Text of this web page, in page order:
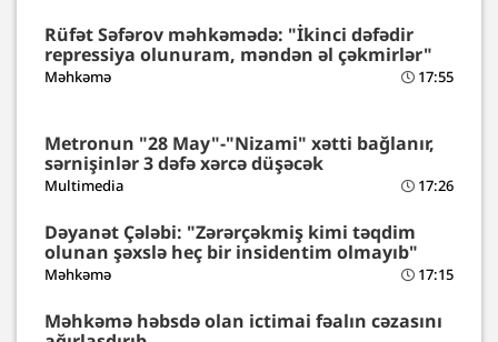
Rüfət Səfərov məhkəmədə: "İkinci dəfədir
repressiya olunuram, məndən əl çəkmirlər"
Məhkəmə 17:55
Metronun "28 May"-"Nizami" xətti bağlanır,
sərnişinlər 3 dəfə xərcə düşəcək
Multimedia 17:26
Dəyanət Çələbi: "Zərərçəkmiş kimi təqdim
olunan şəxslə heç bir insidentim olmayıb"
Məhkəmə 17:15
Məhkəmə həbsdə olan ictimai fəalın cəzasını